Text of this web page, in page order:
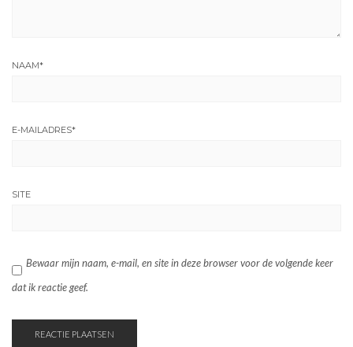
NAAM*
E-MAILADRES*
SITE
Bewaar mijn naam, e-mail, en site in deze browser voor de volgende keer
dat ik reactie geef.